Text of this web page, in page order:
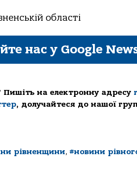
області
нас у Google
на електронну адресу
, долучайтеся до нашої
рівненщини, #новини